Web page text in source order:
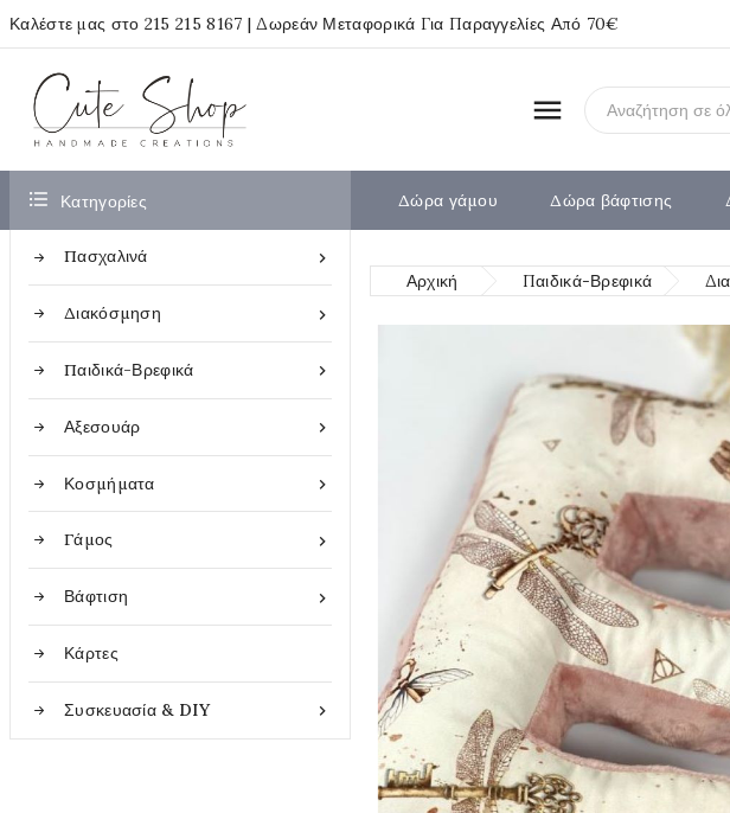
Καλέστε μας στο 215 215 8167 | Δωρεάν Μεταφορικά Για Παραγγελίες Από 70€

 Κατηγορίες

Πασχαλινά

Διακόσμηση

Παιδικά-Βρεφικά

Αξεσουάρ

Κοσμήματα

Γάμος

Βάφτιση
Κάρτες

Συσκευασία & DIY
Δώρα γάμου Δώρα βάφτισης
Αρχική Παιδικά-Βρεφικά